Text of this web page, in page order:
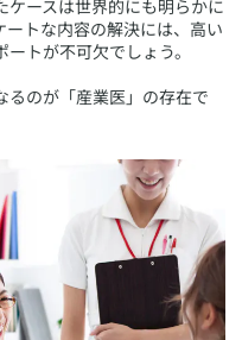
ースは世界的にも明らかに
トな内容の解決には、高い
トが不可欠でしょう。
るのが「産業医」の存在で